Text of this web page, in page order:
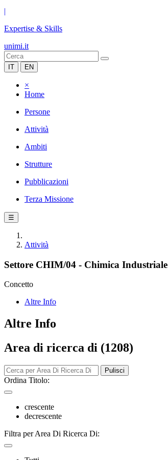
|
Expertise & Skills
unimi.it
IT EN
×
Home
Persone
Attività
Ambiti
Strutture
Pubblicazioni
Terza Missione
☰
Attività
Settore CHIM/04 - Chimica Industriale
Concetto
Altre Info
Altre Info
Area di ricerca di (1208)
Pulisci
Ordina Titolo:
crescente
decrescente
Filtra per Area Di Ricerca Di: